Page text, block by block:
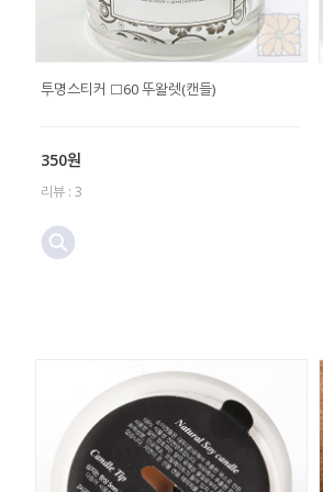
투명스티커 □60 뚜왈렛(캔들)
350원
리뷰 : 3